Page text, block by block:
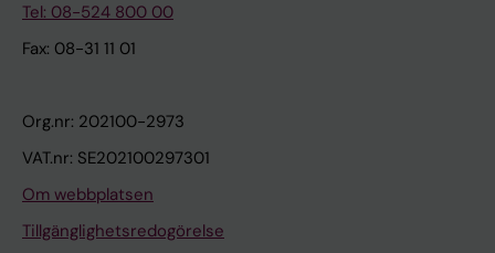
Tel: 08-524 800 00
Fax: 08-31 11 01
Org.nr: 202100-2973
VAT.nr: SE202100297301
Om webbplatsen
Tillgänglighetsredogörelse